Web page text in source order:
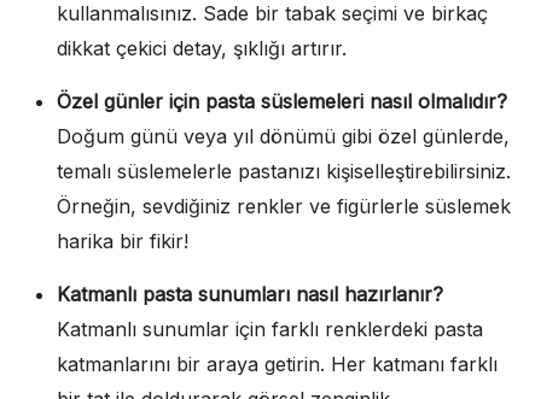
kullanmalısınız. Sade bir tabak seçimi ve birkaç
dikkat çekici detay, şıklığı artırır.
Özel günler için pasta süslemeleri nasıl olmalıdır?
Doğum günü veya yıl dönümü gibi özel günlerde,
temalı süslemelerle pastanızı kişiselleştirebilirsiniz.
Örneğin, sevdiğiniz renkler ve figürlerle süslemek
harika bir fikir!
Katmanlı pasta sunumları nasıl hazırlanır?
Katmanlı sunumlar için farklı renklerdeki pasta
katmanlarını bir araya getirin. Her katmanı farklı